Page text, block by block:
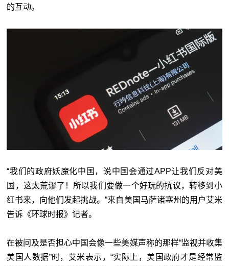
的互动。
“我们的政府妖魔化中国，说中国会通过APP让我们反对美
国，这太荒谬了！所以我们要做一个好玩的抗议，转移到小
红书来，向他们发起挑战。”来自美国马萨诸塞州的用户艾米
告诉《环球时报》记者。
在被问及是否担心中国会像一些美媒声称的那样“监视并收集
美国人数据”时，艾米表示，“实际上，美国政府才是经常监